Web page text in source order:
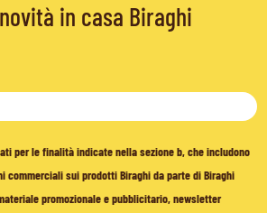
in casa Biraghi
per le finalità indicate nella sezione b, che includono
commerciali sui prodotti Biraghi da parte di Biraghi
promozionale e pubblicitario, newsletter